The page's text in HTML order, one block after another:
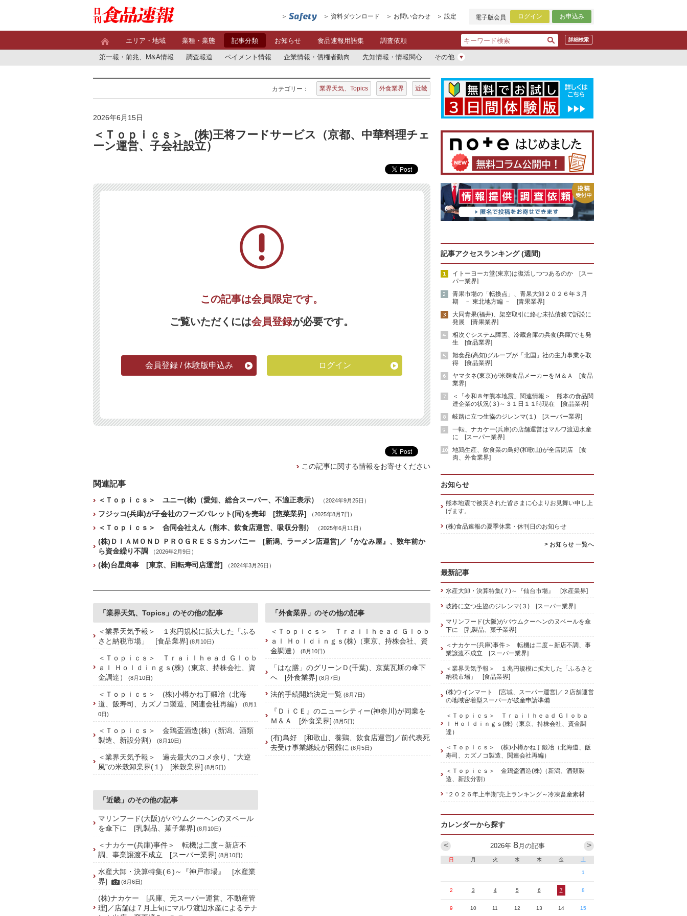
資料ダウンロード お問い合わせ 設定 電子版会員 ログイン お申込み
詳細検索
エリア・地域 業種・業態 記事分類 お知らせ 食品速報用語集 調査依頼
第一報・前兆、M&A情報 調査報道 ペイメント情報 企業情報・債権者動向 先知情報・情報関心 その他
カテゴリー： 業界天気、Topics 外食業界 近畿
2026年6月15日
＜Ｔｏｐｉｃｓ＞ (株)王将フードサービス（京都、中華料理チェ
ーン運営、子会社設立）
この記事は会員限定です。
ご覧いただくには会員登録が必要です。
会員登録 / 体験版申込み ログイン
この記事に関する情報をお寄せください
関連記事
＜Ｔｏｐｉｃｓ＞ ユニー(株)（愛知、総合スーパー、不適正表示） （2024年9月25日）
フジッコ(兵庫)が子会社のフーズパレット(同)を売却 [惣菜業界] （2025年8月7日）
＜Ｔｏｐｉｃｓ＞ 合同会社えん（熊本、飲食店運営、吸収分割） （2025年6月11日）
(株)ＤＩＡＭＯＮＤ ＰＲＯＧＲＥＳＳカンパニー [新潟、ラーメン店運営]／『かなみ屋』、数年前か
ら資金繰り不調
（2026年2月9日）
(株)台星商事 [東京、回転寿司店運営] （2024年3月26日）
「業界天気、Topics」のその他の記事
＜業界天気予報＞ １兆円規模に拡大した「ふる
さと納税市場」 [食品業界] (8月10日)
＜Ｔｏｐｉｃｓ＞ Ｔｒａｉｌｈｅａｄ Ｇｌｏｂ
ａｌ Ｈｏｌｄｉｎｇｓ(株)（東京、持株会社、資
金調達）
(8月10日)
＜Ｔｏｐｉｃｓ＞ (株)小樽かね丁鍛冶（北海
道、飯寿司、カズノコ製造、関連会社再編）
(8月1
0日)
＜Ｔｏｐｉｃｓ＞ 金鵄盃酒造(株)（新潟、酒類
製造、新設分割）
(8月10日)
＜業界天気予報＞ 過去最大のコメ余り、“大逆
風”の米穀卸業界(１) [米穀業界] (8月5日)
「外食業界」のその他の記事
＜Ｔｏｐｉｃｓ＞ Ｔｒａｉｌｈｅａｄ Ｇｌｏｂ
ａｌ Ｈｏｌｄｉｎｇｓ(株)（東京、持株会社、資
金調達）
(8月10日)
「はな膳」のグリーンＤ(千葉)、京葉瓦斯の傘下
へ [外食業界] (8月7日)
法的手続開始決定一覧 (8月7日)
『ＤｉＣＥ』のニューシティー(神奈川)が同業を
Ｍ＆Ａ [外食業界] (8月5日)
(有)鳥好 [和歌山、養鶏、飲食店運営]／前代表死
去受け事業継続が困難に (8月5日)
「近畿」のその他の記事
マリンフード(大阪)がバウムクーヘンのヌベール
を傘下に [乳製品、菓子業界] (8月10日)
＜ナカケー(兵庫)事件＞ 転機は二度～新店不
調、事業譲渡不成立 [スーパー業界] (8月10日)
水産大卸・決算特集(６)～『神戸市場』 [水産業
界]
(8月6日)
(株)ナカケー [兵庫、元スーパー運営、不動産管
理]／店舗は７月上旬にマルワ渡辺水産によるテナ
記事アクセスランキング (週間)
イトーヨーカ堂(東京)は復活しつつあるのか [スー
パー業界]
青果市場の「転換点」、青果大卸２０２６年３月
期 － 東北地方編 － [青果業界]
大同青果(福井)、架空取引に絡む未払債務で訴訟に
発展 [青果業界]
相次ぐシステム障害、冷蔵倉庫の兵食(兵庫)でも発
生 [食品業界]
旭食品(高知)グループが「北国」社の主力事業を取
得 [食品業界]
ヤマタネ(東京)が米麹食品メーカーをＭ＆Ａ [食品
業界]
＜「令和８年熊本地震」関連情報＞ 熊本の食品関
連企業の状況(３)～３１日１１時現在 [食品業界]
岐路に立つ生協のジレンマ(１) [スーパー業界]
一転、ナカケー(兵庫)の店舗運営はマルワ渡辺水産
に [スーパー業界]
地鶏生産、飲食業の鳥好(和歌山)が全店閉店 [食
肉、外食業界]
お知らせ
熊本地震で被災された皆さまに心よりお見舞い申し上
げます。
(株)食品速報の夏季休業・休刊日のお知らせ
> お知らせ 一覧へ
最新記事
水産大卸・決算特集(７)～『仙台市場』 [水産業界]
岐路に立つ生協のジレンマ(３) [スーパー業界]
マリンフード(大阪)がバウムクーヘンのヌベールを傘
下に [乳製品、菓子業界]
＜ナカケー(兵庫)事件＞ 転機は二度～新店不調、事
業譲渡不成立 [スーパー業界]
＜業界天気予報＞ １兆円規模に拡大した「ふるさと
納税市場」 [食品業界]
(株)ウインマート [宮城、スーパー運営]／２店舗運営
の地域密着型スーパーが破産申請準備
＜Ｔｏｐｉｃｓ＞ Ｔｒａｉｌｈｅａｄ Ｇｌｏｂａ
ｌ Ｈｏｌｄｉｎｇｓ(株)（東京、持株会社、資金調
達）
＜Ｔｏｐｉｃｓ＞ (株)小樽かね丁鍛冶（北海道、飯
寿司、カズノコ製造、関連会社再編）
＜Ｔｏｐｉｃｓ＞ 金鵄盃酒造(株)（新潟、酒類製
造、新設分割）
“２０２６年上半期”売上ランキング～冷凍畜産素材
カレンダーから探す
2026年 8月の記事 >
<
日 月 火 水 木 金 土
1
2 3 4 5 6 7 8
9 10 11 12 13 14 15